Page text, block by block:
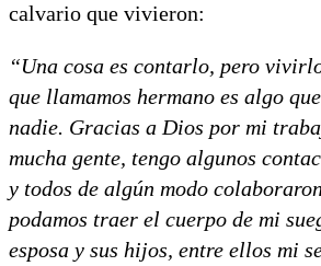
calvario que vivieron:
“Una cosa es contarlo, pero
que llamamos hermano es algo
nadie. Gracias a Dios por mi
mucha gente, tengo algunos
y todos de algún modo
podamos traer el cuerpo de mi
esposa y sus hijos, entre ellos mi